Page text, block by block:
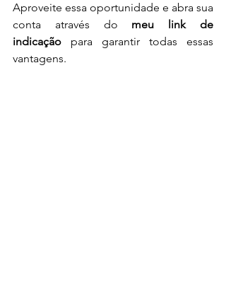
Aproveite essa oportunidade e abra sua
conta através do meu link de
indicação para garantir todas essas
vantagens.